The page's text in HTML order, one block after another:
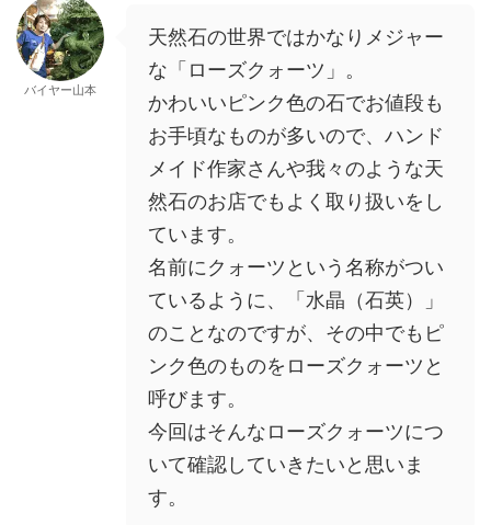
バイヤー山本
天然石の世界ではかなりメジャー
な「ローズクォーツ」。
かわいいピンク色の石でお値段も
お手頃なものが多いので、ハンド
メイド作家さんや我々のような天
然石のお店でもよく取り扱いをし
ています。
名前にクォーツという名称がつい
ているように、「水晶（石英）」
のことなのですが、その中でもピ
ンク色のものをローズクォーツと
呼びます。
今回はそんなローズクォーツにつ
いて確認していきたいと思いま
す。